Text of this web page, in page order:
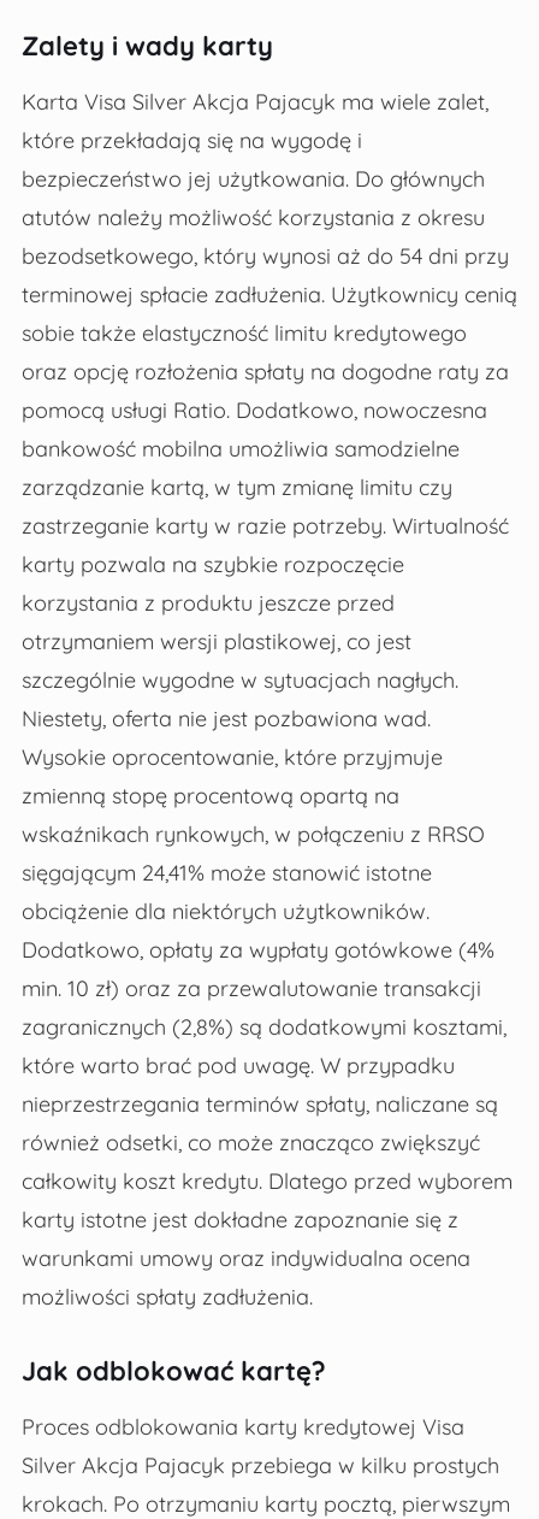
Zalety i wady karty
Karta Visa Silver Akcja Pajacyk ma wiele zalet,
które przekładają się na wygodę i
bezpieczeństwo jej użytkowania. Do głównych
atutów należy możliwość korzystania z okresu
bezodsetkowego, który wynosi aż do 54 dni przy
terminowej spłacie zadłużenia. Użytkownicy cenią
sobie także elastyczność limitu kredytowego
oraz opcję rozłożenia spłaty na dogodne raty za
pomocą usługi Ratio. Dodatkowo, nowoczesna
bankowość mobilna umożliwia samodzielne
zarządzanie kartą, w tym zmianę limitu czy
zastrzeganie karty w razie potrzeby. Wirtualność
karty pozwala na szybkie rozpoczęcie
korzystania z produktu jeszcze przed
otrzymaniem wersji plastikowej, co jest
szczególnie wygodne w sytuacjach nagłych.
Niestety, oferta nie jest pozbawiona wad.
Wysokie oprocentowanie, które przyjmuje
zmienną stopę procentową opartą na
wskaźnikach rynkowych, w połączeniu z RRSO
sięgającym 24,41% może stanowić istotne
obciążenie dla niektórych użytkowników.
Dodatkowo, opłaty za wypłaty gotówkowe (4%
min. 10 zł) oraz za przewalutowanie transakcji
zagranicznych (2,8%) są dodatkowymi kosztami,
które warto brać pod uwagę. W przypadku
nieprzestrzegania terminów spłaty, naliczane są
również odsetki, co może znacząco zwiększyć
całkowity koszt kredytu. Dlatego przed wyborem
karty istotne jest dokładne zapoznanie się z
warunkami umowy oraz indywidualna ocena
możliwości spłaty zadłużenia.
Jak odblokować kartę?
Proces odblokowania karty kredytowej Visa
Silver Akcja Pajacyk przebiega w kilku prostych
krokach. Po otrzymaniu karty pocztą, pierwszym